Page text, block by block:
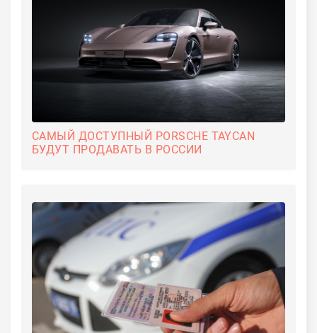
САМЫЙ ДОСТУПНЫЙ PORSCHE TAYCAN
БУДУТ ПРОДАВАТЬ В РОССИИ